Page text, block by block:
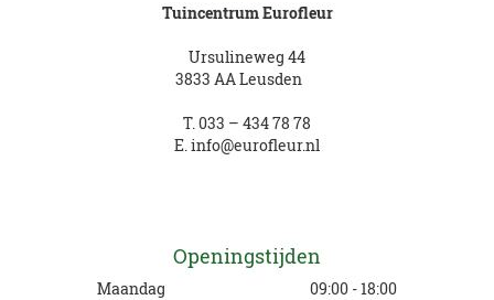
Tuincentrum Eurofleur
Ursulineweg 44
3833 AA Leusden
T. 033 – 434 78 78
E. info@eurofleur.nl
Openingstijden
Maandag
09:00 - 18:00